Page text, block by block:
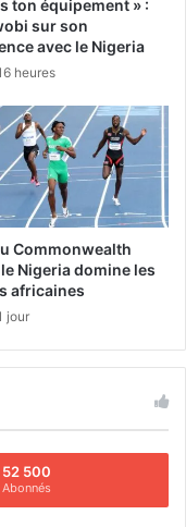
ton équipement » :
sur son
avec le Nigeria
heures
Commonwealth
Nigeria domine les
africaines
jour
52 500
Abonnés